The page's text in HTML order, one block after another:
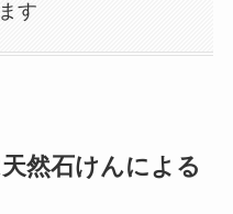
す
然石けんによる